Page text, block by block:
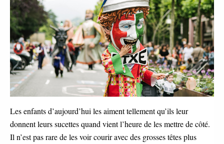
Les enfants d’aujourd’hui les aiment tellement qu’ils leur
donnent leurs sucettes quand vient l’heure de les mettre de côté.
Il n’est pas rare de les voir courir avec des grosses têtes plus